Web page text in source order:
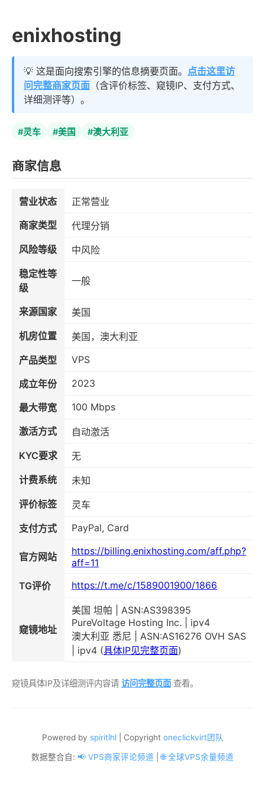
enixhosting
💡 这是面向搜索引擎的信息摘要页面。 点击这里访
问完整商家页面 （含评价标签、窥镜IP、支付方式、
详细测评等）。
#灵车 #美国 #澳大利亚
商家信息
营业状态
正常营业
商家类型
代理分销
风险等级
中风险
稳定性等
级
一般
来源国家
美国
机房位置
美国，澳大利亚
产品类型
VPS
成立年份 2023
最大带宽 100 Mbps
激活方式
自动激活
KYC要求
无
计费系统
未知
评价标签
灵车
支付方式
PayPal, Card
官方网站
https://billing.enixhosting.com/aff.php?
aff=11
TG评价
https://t.me/c/1589001900/1866
窥镜地址
美国 坦帕 | ASN:AS398395
PureVoltage Hosting Inc. | ipv4
澳大利亚 悉尼 | ASN:AS16276 OVH SAS
| ipv4 (具体IP见完整页面)
窥镜具体IP及详细测评内容请 访问完整页面查看。
Powered by spiritlhl| Copyright oneclickvirt团队
数据整合自: 📢 VPS商家评论频道 |🌐 全球VPS余量频道